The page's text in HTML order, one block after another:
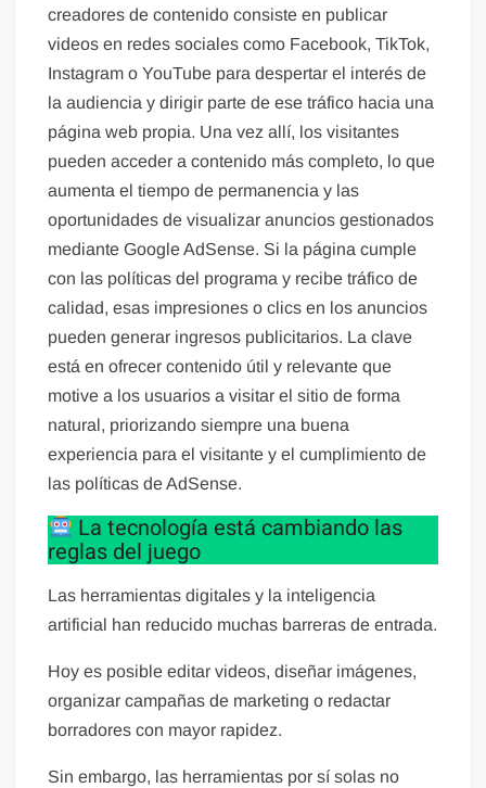
creadores de contenido consiste en publicar
videos en redes sociales como Facebook, TikTok,
Instagram o YouTube para despertar el interés de
la audiencia y dirigir parte de ese tráfico hacia una
página web propia. Una vez allí, los visitantes
pueden acceder a contenido más completo, lo que
aumenta el tiempo de permanencia y las
oportunidades de visualizar anuncios gestionados
mediante Google AdSense. Si la página cumple
con las políticas del programa y recibe tráfico de
calidad, esas impresiones o clics en los anuncios
pueden generar ingresos publicitarios. La clave
está en ofrecer contenido útil y relevante que
motive a los usuarios a visitar el sitio de forma
natural, priorizando siempre una buena
experiencia para el visitante y el cumplimiento de
las políticas de AdSense.
La tecnología está cambiando las
reglas del juego
Las herramientas digitales y la inteligencia
artificial han reducido muchas barreras de entrada.
Hoy es posible editar videos, diseñar imágenes,
organizar campañas de marketing o redactar
borradores con mayor rapidez.
Sin embargo, las herramientas por sí solas no